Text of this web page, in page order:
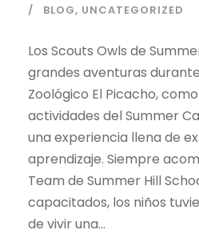
BLOG, UNCATEGORIZED
Los Scouts Owls de
grandes aventuras
Zoológico El Picacho,
actividades del Summer
una experiencia llena de
aprendizaje. Siempre
Team de Summer Hill
capacitados, los niños
de vivir una...